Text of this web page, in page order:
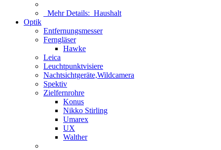
Mehr Details: Haushalt
Optik
Entfernungsmesser
Ferngläser
Hawke
Leica
Leuchtpunktvisiere
Nachtsichtgeräte,Wildcamera
Spektiv
Zielfernrohre
Konus
Nikko Stirling
Umarex
UX
Walther